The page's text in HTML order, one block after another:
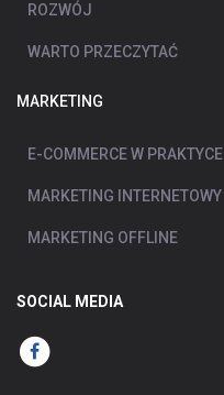
ROZWÓJ
WARTO PRZECZYTAĆ
MARKETING
E-COMMERCE W PRAKTYCE
MARKETING INTERNETOWY
MARKETING OFFLINE
SOCIAL MEDIA